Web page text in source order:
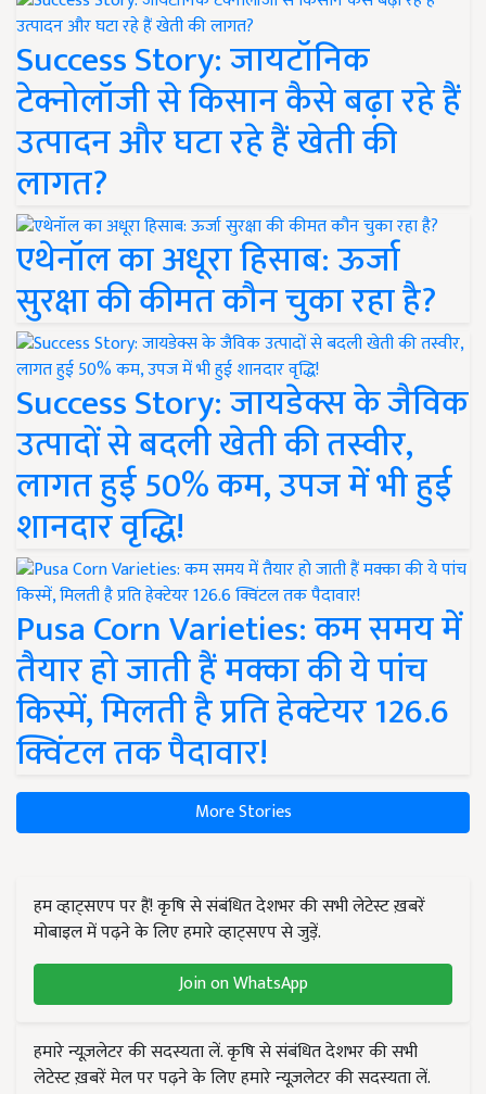
Success Story: जायटॉनिक
टेक्नोलॉजी से किसान कैसे बढ़ा रहे हैं
उत्पादन और घटा रहे हैं खेती की
लागत?
एथेनॉल का अधूरा हिसाब: ऊर्जा
सुरक्षा की कीमत कौन चुका रहा है?
Success Story: जायडेक्स के जैविक
उत्पादों से बदली खेती की तस्वीर,
लागत हुई 50% कम, उपज में भी हुई
शानदार वृद्धि!
Pusa Corn Varieties: कम समय में
तैयार हो जाती हैं मक्का की ये पांच
किस्में, मिलती है प्रति हेक्टेयर 126.6
क्विंटल तक पैदावार!
More Stories
हम व्हाट्सएप पर हैं! कृषि से संबंधित देशभर की सभी लेटेस्ट ख़बरें
मोबाइल में पढ़ने के लिए हमारे व्हाट्सएप से जुड़ें.
Join on WhatsApp
हमारे न्यूज़लेटर की सदस्यता लें. कृषि से संबंधित देशभर की सभी
लेटेस्ट ख़बरें मेल पर पढ़ने के लिए हमारे न्यूज़लेटर की सदस्यता लें.